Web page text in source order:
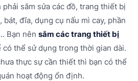
phải sắm sửa các đồ, trang thiết bị
bát, đĩa, dụng cụ nấu mì cay, phần
Bạn nên sắm các trang thiết bị
có thể sử dụng trong thời gian dài.
thực sự cần thiết thì bạn có thể
hoạt động ổn định.